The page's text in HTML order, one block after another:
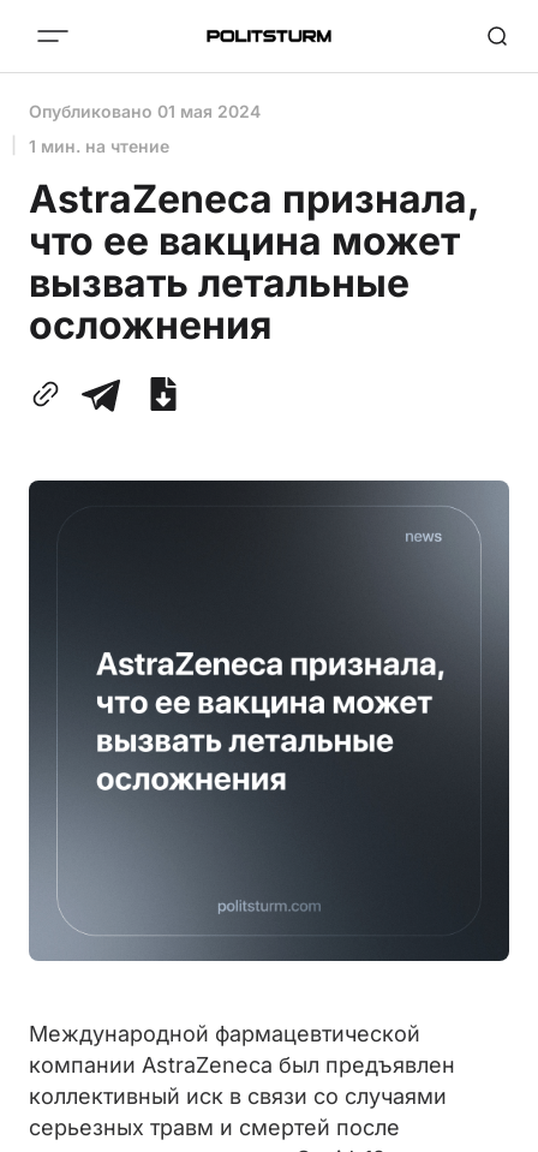
Опубликовано 01 мая 2024
1 мин. на чтение
AstraZeneca признала,
что ее вакцина может
вызвать летальные
осложнения
Международной фармацевтической
компании AstraZeneca был предъявлен
коллективный иск в связи со случаями
серьезных травм и смертей после